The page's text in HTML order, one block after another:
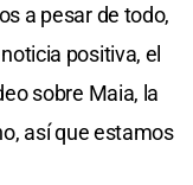
a pesar de todo,
positiva, el
sobre Maia, la
así que estamos